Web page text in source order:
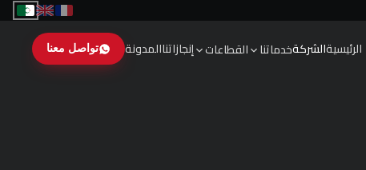
الرئيسيةالشركةخدماتنا القطاعات إنجازاتناالمدونة تواصل معنا